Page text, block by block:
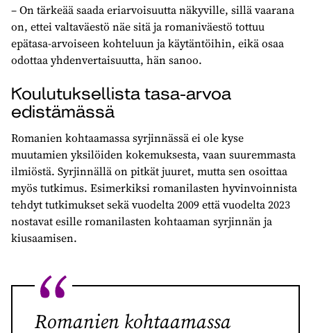
– On tärkeää saada eriarvoisuutta näkyville, sillä vaarana
on, ettei valtaväestö näe sitä ja romaniväestö tottuu
epätasa-arvoiseen kohteluun ja käytäntöihin, eikä osaa
odottaa yhdenvertaisuutta, hän sanoo.
Koulutuksellista tasa-arvoa
edistämässä
Romanien kohtaamassa syrjinnässä ei ole kyse
muutamien yksilöiden kokemuksesta, vaan suuremmasta
ilmiöstä. Syrjinnällä on pitkät juuret, mutta sen osoittaa
myös tutkimus. Esimerkiksi romanilasten hyvinvoinnista
tehdyt tutkimukset sekä vuodelta 2009 että vuodelta 2023
nostavat esille romanilasten kohtaaman syrjinnän ja
kiusaamisen.
Romanien kohtaamassa